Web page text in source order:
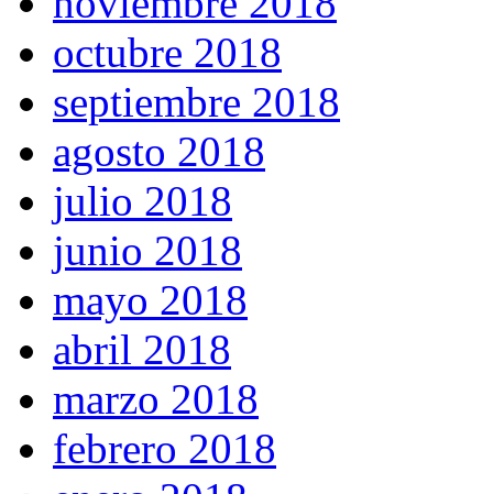
octubre 2018
septiembre 2018
agosto 2018
julio 2018
junio 2018
mayo 2018
abril 2018
marzo 2018
febrero 2018